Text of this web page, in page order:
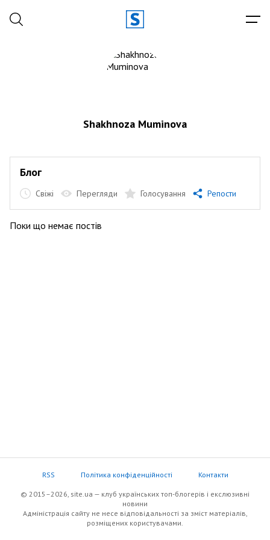
Shakhnoza Muminova
Блог
Свіжі Перегляди Голосування Репости
Поки що немає постів
RSS Політика конфіденційності Контакти
© 2015–2026, site.ua — клуб українських топ-блогерів i екслюзивнi
новини
Адміністрація сайту не несе відповідальності за зміст матеріалів,
розміщених користувачами.